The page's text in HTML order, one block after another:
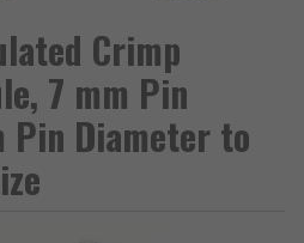
Crimp
7 mm Pin
Pin Diameter to